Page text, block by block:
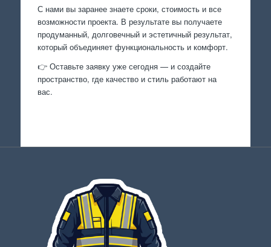
С нами вы заранее знаете сроки, стоимость и все
возможности проекта. В результате вы получаете
продуманный, долговечный и эстетичный результат,
который объединяет функциональность и комфорт.
👉 Оставьте заявку уже сегодня — и создайте
пространство, где качество и стиль работают на
вас.